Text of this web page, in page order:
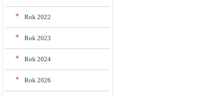
Rok 2022
Rok 2023
Rok 2024
Rok 2026